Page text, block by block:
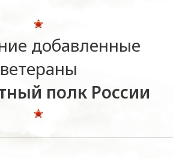
добавленные
ветераны
полк России